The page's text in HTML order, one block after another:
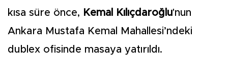
kısa süre önce, Kemal Kılıçdaroğlu'nun
Ankara Mustafa Kemal Mahallesi’ndeki
dublex ofisinde masaya yatırıldı.